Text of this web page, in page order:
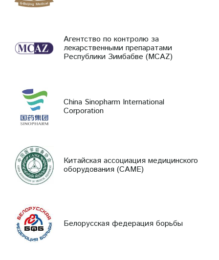
Агентство по контролю за
лекарственными препаратами
Республики Зимбабве (MCAZ)
China Sinopharm International
Corporation
Китайская ассоциация медицинского
оборудования (CAME)
Белорусская федерация борьбы